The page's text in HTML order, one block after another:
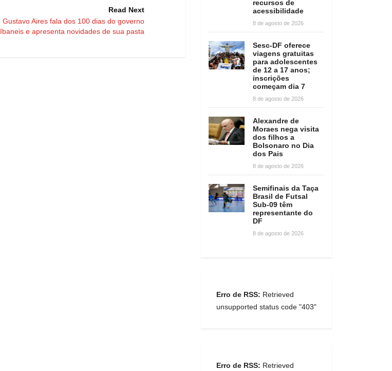
Read Next
Gustavo Aires fala dos 100 dias do governo
Ibaneis e apresenta novidades de sua pasta
recursos de
acessibilidade
8 de agosto de 2026
Sesc-DF oferece
viagens gratuitas
para adolescentes
de 12 a 17 anos;
inscrições
começam dia 7
8 de agosto de 2026
Alexandre de
Moraes nega visita
dos filhos a
Bolsonaro no Dia
dos Pais
8 de agosto de 2026
Semifinais da Taça
Brasil de Futsal
Sub-09 têm
representante do
DF
8 de agosto de 2026
Erro de RSS: Retrieved
unsupported status code "403"
Erro de RSS: Retrieved